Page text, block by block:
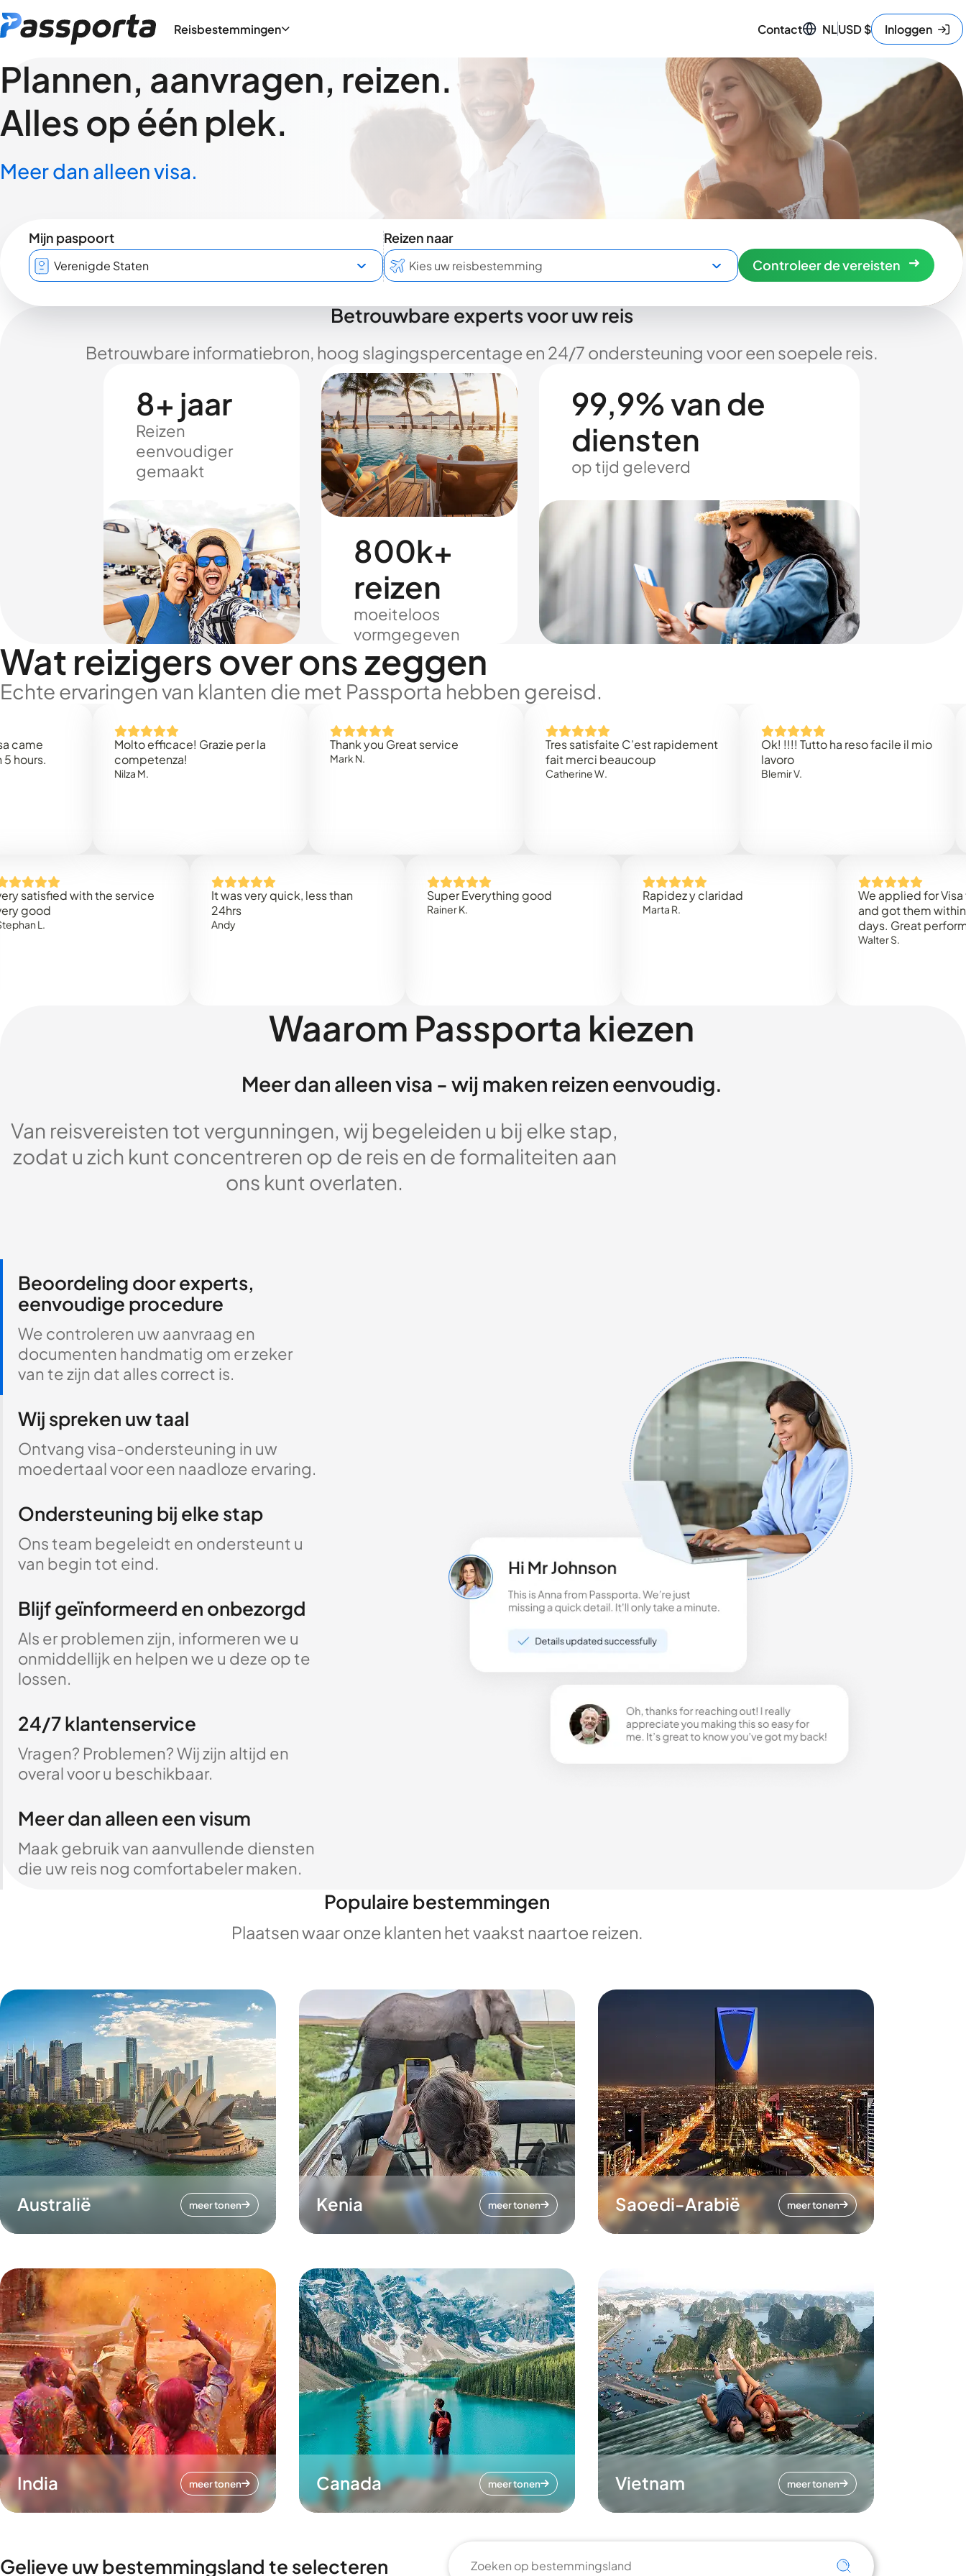
Reisbestemmingen Contact NLUSD$ Inloggen
Plannen, aanvragen, reizen.
Alles op één plek.
Meer dan alleen visa.
Mijn paspoort
Reizen naar
Controleer de vereisten
Betrouwbare experts voor uw reis
Betrouwbare informatiebron, hoog slagingspercentage en 24/7 ondersteuning voor een soepele reis.
8+ jaar
Reizen
eenvoudiger
gemaakt
800k+
reizen
moeiteloos
vormgegeven
99,9% van de
diensten
op tijd geleverd
Wat reizigers over ons zeggen
Echte ervaringen van klanten die met Passporta hebben gereisd.
Molto efficace! Grazie per la
competenza!
Thank you Great service
Tres satisfaite C’est rapidement
fait merci beaucoup
Catherine W.
Ok! !!!! Tutto ha reso facile il mio
with the service
It was very quick, less than
Super Everything good Rapidez y claridad
We applied for Visa to
and got them within 3
days. Great performance!
Walter S.
Waarom Passporta kiezen
Meer dan alleen visa - wij maken reizen eenvoudig.
Van reisvereisten tot vergunningen, wij begeleiden u bij elke stap,
zodat u zich kunt concentreren op de reis en de formaliteiten aan
ons kunt overlaten.
Beoordeling door experts,
eenvoudige procedure
We controleren uw aanvraag en
documenten handmatig om er zeker
van te zijn dat alles correct is.
Wij spreken uw taal
Ontvang visa-ondersteuning in uw
moedertaal voor een naadloze ervaring.
Ondersteuning bij elke stap
Ons team begeleidt en ondersteunt u
van begin tot eind.
Blijf geïnformeerd en onbezorgd
Als er problemen zijn, informeren we u
onmiddellijk en helpen we u deze op te
lossen.
24/7 klantenservice
Vragen? Problemen? Wij zijn altijd en
overal voor u beschikbaar.
Meer dan alleen een visum
Maak gebruik van aanvullende diensten
die uw reis nog comfortabeler maken.
Populaire bestemmingen
Plaatsen waar onze klanten het vaakst naartoe reizen.
Australië meer tonen Kenia meer tonen Saoedi-Arabië meer tonen
India meer tonen Canada meer tonen Vietnam meer tonen
Gelieve uw bestemmingsland te selecteren